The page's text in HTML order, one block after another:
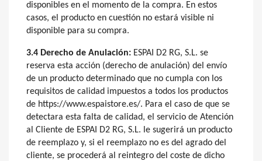
disponibles en el momento de la compra. En estos
casos, el producto en cuestión no estará visible ni
disponible para su compra.
3.4 Derecho de Anulación: ESPAI D2 RG, S.L. se
reserva esta acción (derecho de anulación) del envío
de un producto determinado que no cumpla con los
requisitos de calidad impuestos a todos los productos
de https://www.espaistore.es/. Para el caso de que se
detectara esta falta de calidad, el servicio de Atención
al Cliente de ESPAI D2 RG, S.L. le sugerirá un producto
de reemplazo y, si el reemplazo no es del agrado del
cliente, se procederá al reintegro del coste de dicho